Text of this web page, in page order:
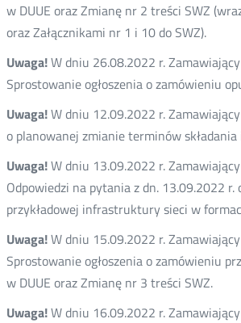
w DUUE oraz Zmianę nr 2 treści SWZ
oraz Załącznikami nr 1 i 10 do SWZ).
Uwaga!W dniu 26.08.2022 r.
Sprostowanie ogłoszenia o zamówieniu
Uwaga!W dniu 12.09.2022 r.
o planowanej zmianie terminów
Uwaga!W dniu 13.09.2022 r.
Odpowiedzi na pytania z dn. 13.09.2022 r.
przykładowej infrastruktury sieci w
Uwaga!W dniu 15.09.2022 r.
Sprostowanie ogłoszenia o zamówieniu
w DUUE oraz Zmianę nr 3 treści SWZ.
Uwaga!W dniu 16.09.2022 r.